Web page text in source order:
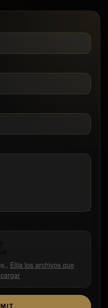
Elija los archivos que